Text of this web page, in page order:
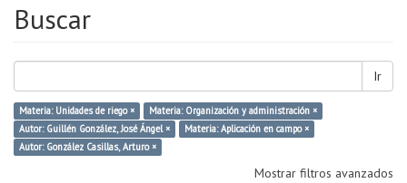
Buscar
Ir
Materia: Unidades de riego ×
Materia: Organización y administración ×
Autor: Guillén González, José Ángel ×
Materia: Aplicación en campo ×
Autor: González Casillas, Arturo ×
Mostrar filtros avanzados